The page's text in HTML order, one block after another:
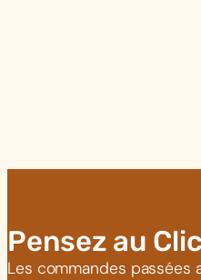
Pensez au
Les commandes passées